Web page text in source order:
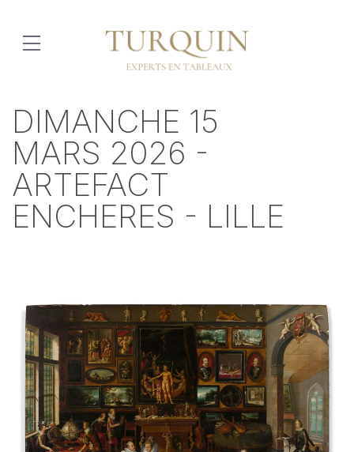
DIMANCHE 15
MARS 2026 -
ARTEFACT
ENCHERES - LILLE